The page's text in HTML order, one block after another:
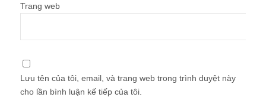
Trang web
Lưu tên của tôi, email, và trang web trong trình duyệt này
cho lần bình luận kế tiếp của tôi.